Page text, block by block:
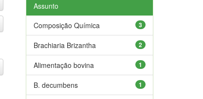
Assunto
3
Composição Química
2
Brachiaria Brizantha
1
Alimentação bovina
1
B. decumbens